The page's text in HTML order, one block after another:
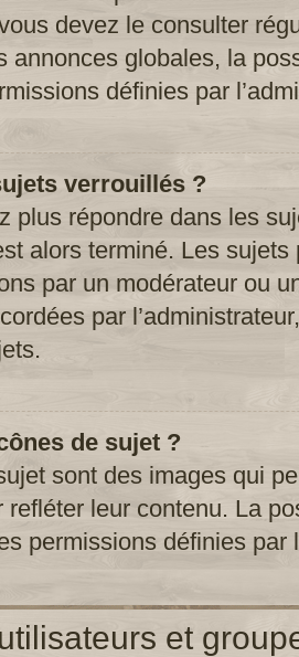
devez le consulter
annonces globales, la
définies par
verrouillés ?
plus répondre dans les
alors terminé. Les
par un modérateur ou
par
de sujet ?
sont des images qui
refléter leur contenu. La
permissions définies par
et